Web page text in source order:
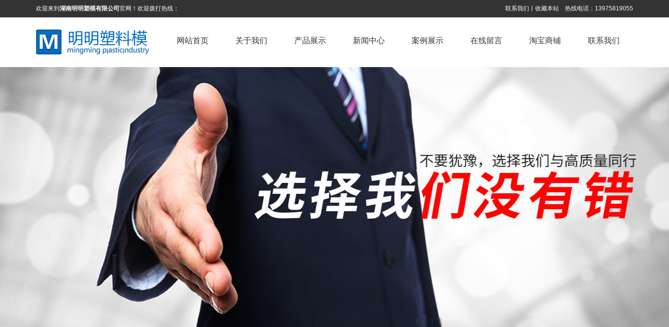
联系我们 收藏本站 热线电话： 13975819055
欢迎来到 湖南明明塑模有限公司 官网！欢迎拨打热线：
网站首页 关于我们 产品展示 新闻中心 案例展示 在线留言 淘宝商铺 联系我们